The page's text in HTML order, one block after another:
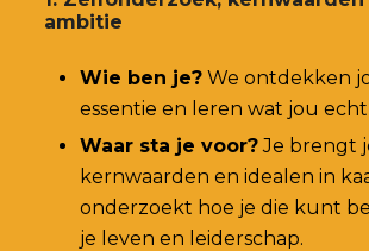
ambitie
Wie ben je? We ontdekken
essentie en leren wat jou
Waar sta je voor?Je brengt
kernwaarden en idealen in
onderzoekt hoe je die kunt
je leven en leiderschap.